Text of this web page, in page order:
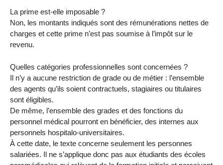
La prime est-elle imposable ?
Non, les montants indiqués sont des rémunérations nettes de
charges et cette prime n’est pas soumise à l’impôt sur le
revenu.
Quelles catégories professionnelles sont concernées ?
Il n’y a aucune restriction de grade ou de métier : l’ensemble
des agents qu’ils soient contractuels, stagiaires ou titulaires
sont éligibles.
De même, l’ensemble des grades et des fonctions du
personnel médical pourront en bénéficier, des internes aux
personnels hospitalo-universitaires.
À cette date, le texte concerne seulement les personnes
salariées. Il ne s’applique donc pas aux étudiants des écoles